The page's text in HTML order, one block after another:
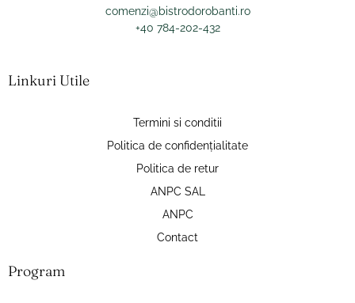
comenzi@bistrodorobanti.ro
+40 784-202-432
Linkuri Utile
Termini si conditii
Politica de confidențialitate
Politica de retur
ANPC SAL
ANPC
Contact
Program